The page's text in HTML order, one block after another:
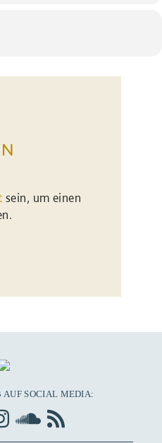
sein, um einen
AUF SOCIAL MEDIA: